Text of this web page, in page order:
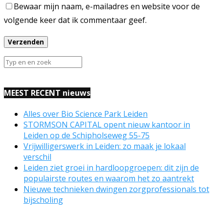
Bewaar mijn naam, e-mailadres en website voor de
volgende keer dat ik commentaar geef.
MEEST RECENT nieuws
Alles over Bio Science Park Leiden
STORMSON CAPITAL opent nieuw kantoor in
Leiden op de Schipholseweg 55-75
Vrijwilligerswerk in Leiden: zo maak je lokaal
verschil
Leiden ziet groei in hardloopgroepen: dit zijn de
populairste routes en waarom het zo aantrekt
Nieuwe technieken dwingen zorgprofessionals tot
bijscholing